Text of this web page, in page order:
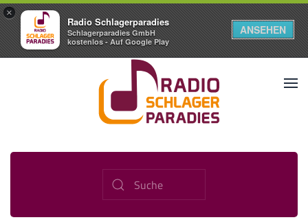
×
Radio Schlagerparadies
Schlagerparadies GmbH
kostenlos - Auf Google Play
ANSEHEN